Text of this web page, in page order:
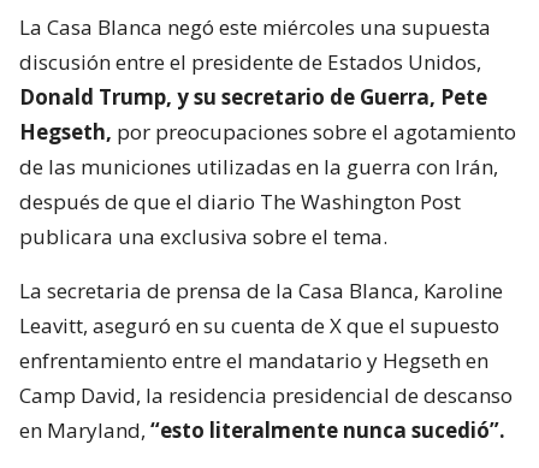
La Casa Blanca negó este miércoles una supuesta
discusión entre el presidente de Estados Unidos,
Donald Trump, y su secretario de Guerra, Pete
Hegseth, por preocupaciones sobre el agotamiento
de las municiones utilizadas en la guerra con Irán,
después de que el diario The Washington Post
publicara una exclusiva sobre el tema.
La secretaria de prensa de la Casa Blanca, Karoline
Leavitt, aseguró en su cuenta de X que el supuesto
enfrentamiento entre el mandatario y Hegseth en
Camp David, la residencia presidencial de descanso
en Maryland, “esto literalmente nunca sucedió”.